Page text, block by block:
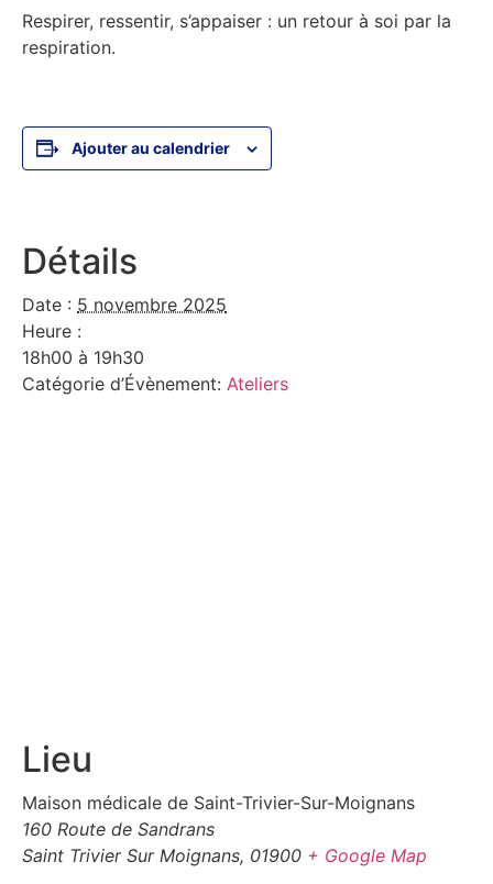
Respirer, ressentir, s’appaiser : un retour à soi par la
respiration.
Ajouter au calendrier
Détails
Date : 5 novembre 2025
Heure :
18h00 à 19h30
Catégorie d’Évènement: Ateliers
Lieu
Maison médicale de Saint-Trivier-Sur-Moignans
160 Route de Sandrans
Saint Trivier Sur Moignans, 01900 + Google Map